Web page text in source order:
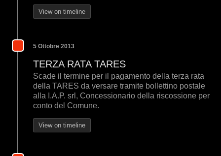
View on timeline
5 Ottobre 2013
TERZA RATA TARES
Scade il termine per il pagamento della terza rata
della TARES da versare tramite bollettino postale
alla I.A.P. srl, Concessionario della riscossione per
conto del Comune.
View on timeline